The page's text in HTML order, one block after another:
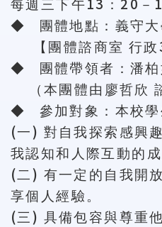
每週三下午 ： －
◆
團體地點：義守
【團體諮商室 行政
◆
團體帶領者：潘柏
（本團體由廖哲欣
◆
參加對象：本校學
(一) 對自我探索感興
我認知和人際互動的成
(二) 有一定的自我開
享個人經驗。
(三 ) 具備包容與尊重